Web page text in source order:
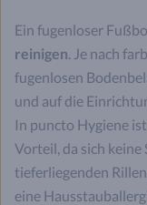
Ein fugenloser
reinigen. Je nach
fugenlosen
und auf die
In puncto Hygiene
Vorteil, da sich
tieferliegenden
eine